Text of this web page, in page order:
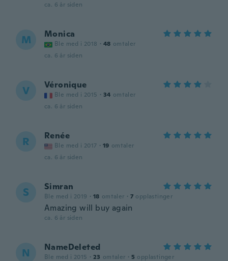
ca. 6 år siden
M Monica
Ble med i 2018 · 48 omtaler
ca. 6 år siden
V Véronique
Ble med i 2015 · 34 omtaler
ca. 6 år siden
R Renée
Ble med i 2017 · 19 omtaler
ca. 6 år siden
S Simran
Ble med i 2019 · 18 omtaler · 7 opplastinger
Amazing will buy again
ca. 6 år siden
N NameDeleted
Ble med i 2015 · 23 omtaler · 5 opplastinger